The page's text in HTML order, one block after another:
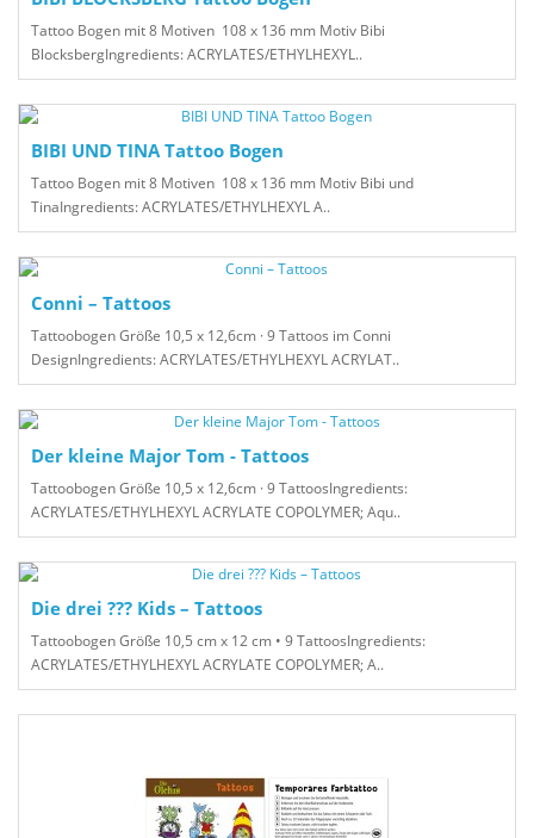
Tattoo Bogen mit 8 Motiven 108 x 136 mm Motiv Bibi
BlocksbergIngredients: ACRYLATES/ETHYLHEXYL..
BIBI UND TINA Tattoo Bogen
Tattoo Bogen mit 8 Motiven 108 x 136 mm Motiv Bibi und
TinaIngredients: ACRYLATES/ETHYLHEXYL A..
Conni – Tattoos
Tattoobogen Größe 10,5 x 12,6cm · 9 Tattoos im Conni
DesignIngredients: ACRYLATES/ETHYLHEXYL ACRYLAT..
Der kleine Major Tom - Tattoos
Tattoobogen Größe 10,5 x 12,6cm · 9 TattoosIngredients:
ACRYLATES/ETHYLHEXYL ACRYLATE COPOLYMER; Aqu..
Die drei ??? Kids – Tattoos
Tattoobogen Größe 10,5 cm x 12 cm • 9 TattoosIngredients:
ACRYLATES/ETHYLHEXYL ACRYLATE COPOLYMER; A..